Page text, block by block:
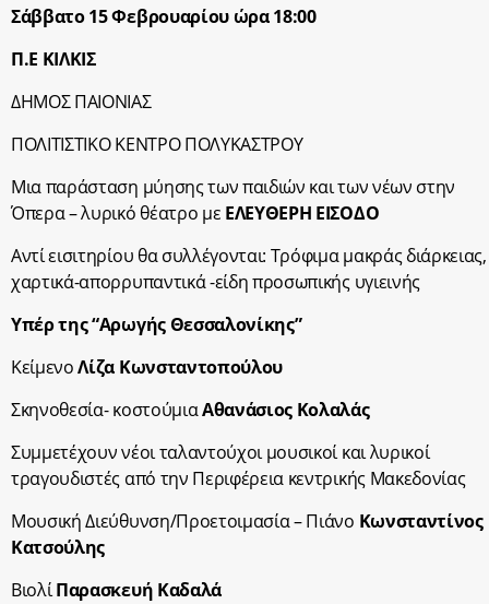
Σάββατο 15 Φεβρουαρίου ώρα 18:00
Π.Ε ΚΙΛΚΙΣ
ΔΗΜΟΣ ΠΑΙΟΝΙΑΣ
ΠΟΛΙΤΙΣΤΙΚΟ ΚΕΝΤΡΟ ΠΟΛΥΚΑΣΤΡΟΥ
Μια παράσταση μύησης των παιδιών και των νέων στην
Όπερα – λυρικό θέατρο με ΕΛΕΥΘΕΡΗ ΕΙΣΟΔΟ
Αντί εισιτηρίου θα συλλέγονται: Τρόφιμα μακράς διάρκειας,
χαρτικά-απορρυπαντικά -είδη προσωπικής υγιεινής
Υπέρ της “Αρωγής Θεσσαλονίκης”
ΚείμενοΛίζα Κωνσταντοπούλου
Σκηνοθεσία- κοστούμιαΑθανάσιος Κολαλάς
Συμμετέχουν νέοι ταλαντούχοι μουσικοί και λυρικοί
τραγουδιστές από την Περιφέρεια κεντρικής Μακεδονίας
Μουσική Διεύθυνση/Προετοιμασία – Πιάνο Κωνσταντίνος
Κατσούλης
ΒιολίΠαρασκευή Καδαλά